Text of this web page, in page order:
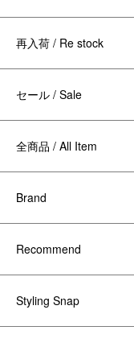
再入荷 / Re stock
セール / Sale
全商品 / All Item
Brand
Recommend
Styling Snap